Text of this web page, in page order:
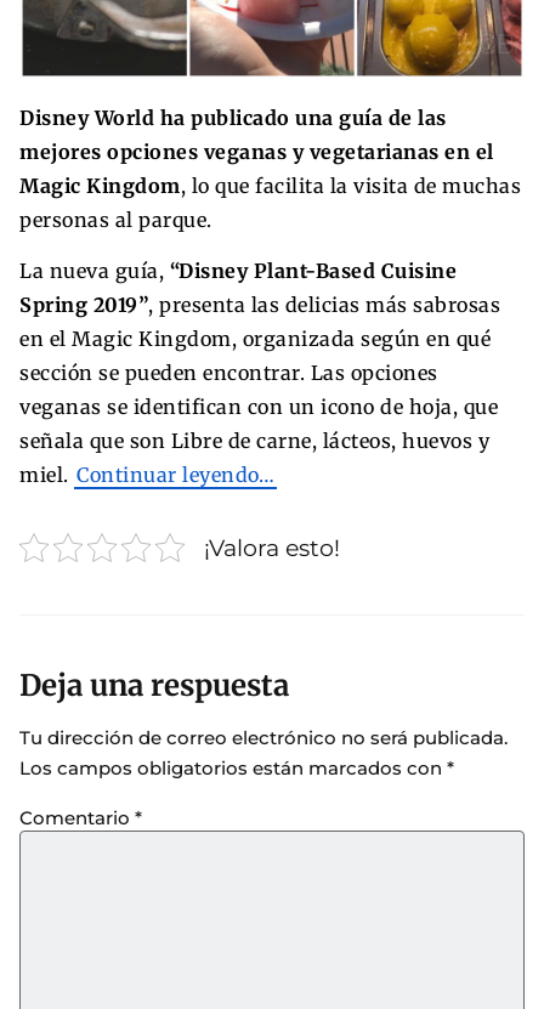
Disney World ha publicado una guía de las
mejores opciones veganas y vegetarianas en el
Magic Kingdom, lo que facilita la visita de muchas
personas al parque.
La nueva guía, “Disney Plant-Based Cuisine
Spring 2019”, presenta las delicias más sabrosas
en el Magic Kingdom, organizada según en qué
sección se pueden encontrar. Las opciones
veganas se identifican con un icono de hoja, que
señala que son Libre de carne, lácteos, huevos y
miel. Continuar leyendo…
¡Valora esto!
Deja una respuesta
Tu dirección de correo electrónico no será publicada.
Los campos obligatorios están marcados con *
Comentario *